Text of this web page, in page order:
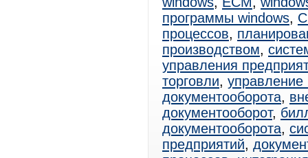
программы windows,
процессов,
производством,
управления
торговли, управление
документооборота,
документооборот,
документооборота,
предприятий,